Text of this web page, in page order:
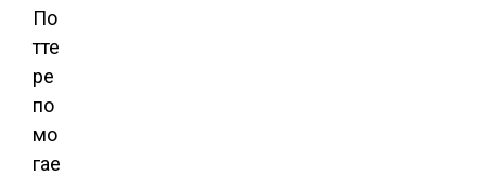
По
тте
ре
по
мо
гае